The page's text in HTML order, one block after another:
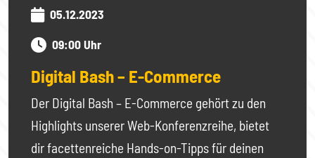
05.12.2023
09:00 Uhr
Digital Bash – E-Commerce
Der Digital Bash – E-Commerce gehört zu den
Highlights unserer Web-Konferenzreihe, bietet
dir facettenreiche Hands-on-Tipps für deinen